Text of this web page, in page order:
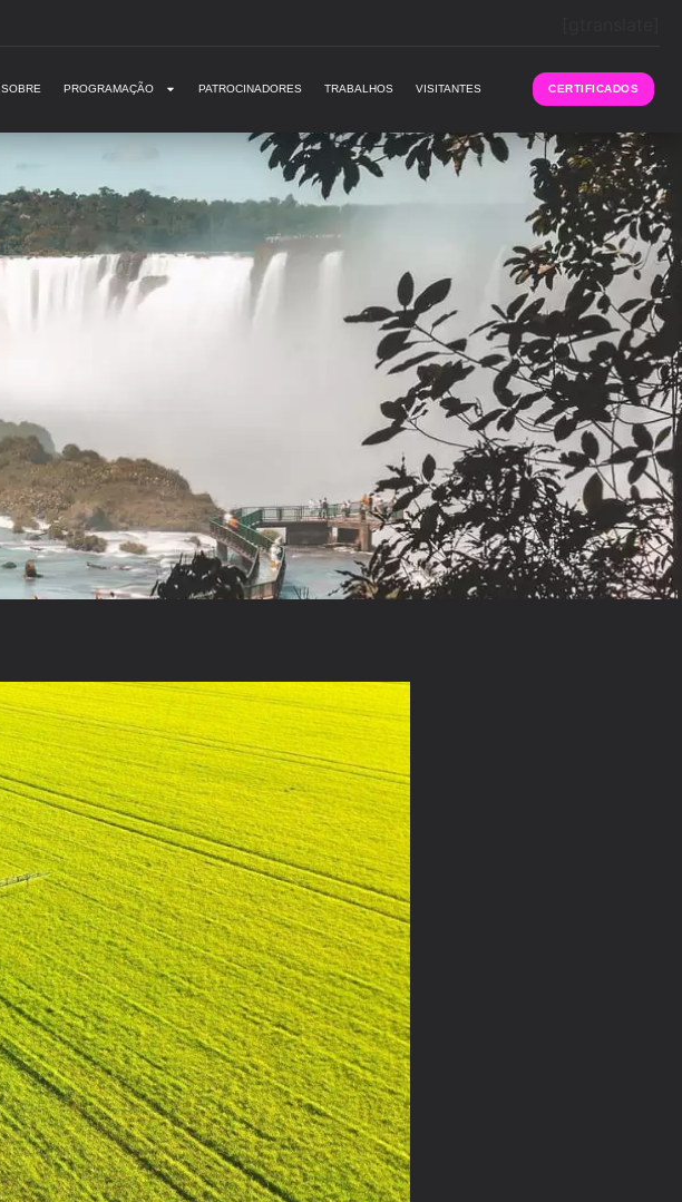
SOBRE PROGRAMAÇÃO PATROCINADORES TRABALHOS VISITANTES CERTIFICADOS